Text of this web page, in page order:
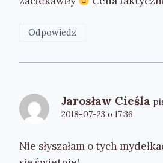
Odpowiedz
Jarosław Cieśla
2018-07-23 o 17:36
Nie słyszałam o tych